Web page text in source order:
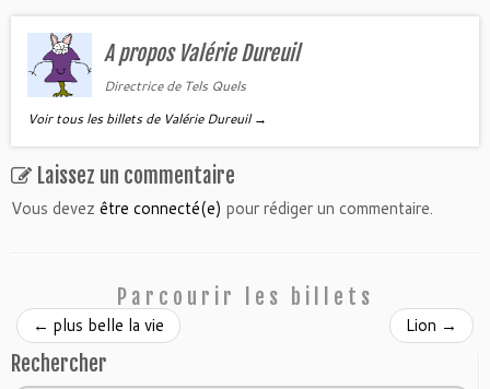
A propos Valérie Dureuil
Directrice de Tels Quels
Voir tous les billets de Valérie Dureuil→
Laissez un commentaire
Vous devez être connecté(e) pour rédiger un commentaire.
Parcourir les billets
← plus belle la vie Lion →
Rechercher